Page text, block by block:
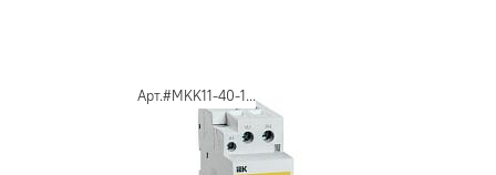
Арт.#MKK11-40-1...